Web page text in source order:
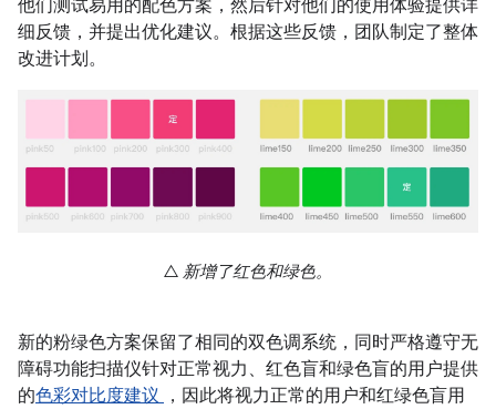
他们测试易用的配色方案，然后针对他们的使用体验提供详
细反馈，并提出优化建议。根据这些反馈，团队制定了整体
改进计划。
△ 新增了红色和绿色。
新的粉绿色方案保留了相同的双色调系统，同时严格遵守无
障碍功能扫描仪针对正常视力、红色盲和绿色盲的用户提供
的色彩对比度建议 ，因此将视力正常的用户和红绿色盲用